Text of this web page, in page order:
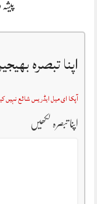
اپنا تبصرہ
آپکا ای میل ایڈریس شائع نہیں
اپنا تبصرہ لکھیں